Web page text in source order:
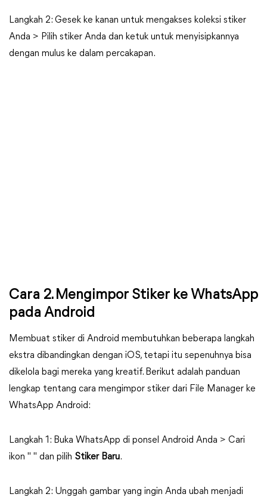
Langkah 2: Gesek ke kanan untuk mengakses koleksi stiker
Anda > Pilih stiker Anda dan ketuk untuk menyisipkannya
dengan mulus ke dalam percakapan.
Cara 2. Mengimpor Stiker ke WhatsApp
pada Android
Membuat stiker di Android membutuhkan beberapa langkah
ekstra dibandingkan dengan iOS, tetapi itu sepenuhnya bisa
dikelola bagi mereka yang kreatif. Berikut adalah panduan
lengkap tentang cara mengimpor stiker dari File Manager ke
WhatsApp Android:
Langkah 1: Buka WhatsApp di ponsel Android Anda > Cari
ikon " " dan pilih Stiker Baru.
Langkah 2: Unggah gambar yang ingin Anda ubah menjadi